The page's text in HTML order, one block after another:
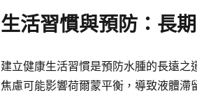
生活習慣與預防：長
建立健康生活習慣是預防水腫的長遠
焦慮可能影響荷爾蒙平衡，導致液體